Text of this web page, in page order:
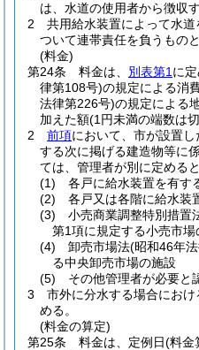
は、水道の使用者から徴収す
2
共用給水装置によって水
ついて連帯責任を負うものと
(料金)
第24条
料金は、 別表第1 に
律第108号)の規定による消
法律第226号)の規定による
加えた額(1円未満の端数は
2
前項において、市が設置
する次に掲げる建造物等に
ては、管理者が別に定める
(1)
各戸に給水装置を有す
(2)
各戸又は各階に給水装
(3)
小売商業調整特別措置
第1項に規定する小売市場
(4)
卸売市場法(昭和46年
る中央卸売市場の施設
(5)
その他管理者が必要と
3
市外に分水する場合にお
める。
(料金の算定)
第25条
料金は、定例日(料金